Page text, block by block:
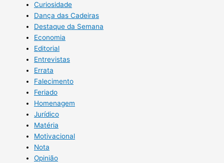
Curiosidade
Dança das Cadeiras
Destaque da Semana
Economia
Editorial
Entrevistas
Errata
Falecimento
Feriado
Homenagem
Jurídico
Matéria
Motivacional
Nota
Opinião